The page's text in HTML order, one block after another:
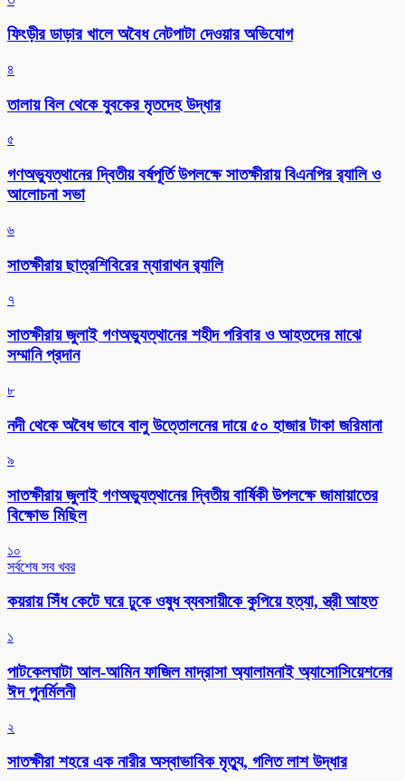
ফিংড়ীর ডাড়ার খালে অবৈধ নেটপাটা দেওয়ার অভিযোগ
৪
তালায় বিল থেকে যুবকের মৃতদেহ উদ্ধার
৫
গণঅভ্যুত্থানের দ্বিতীয় বর্ষপূর্তি উপলক্ষে সাতক্ষীরায় বিএনপির র‌্যালি ও
আলোচনা সভা
৬
সাতক্ষীরায় ছাত্রশিবিরের ম্যারাথন র‌্যালি
৭
সাতক্ষীরায় জুলাই গণঅভ্যুত্থানের শহীদ পরিবার ও আহতদের মাঝে
সম্মানি প্রদান
৮
নদী থেকে অবৈধ ভাবে বালু উত্তোলনের দায়ে ৫০ হাজার টাকা জরিমানা
৯
সাতক্ষীরায় জুলাই গণঅভ্যুত্থানের দ্বিতীয় বার্ষিকী উপলক্ষে জামায়াতের
বিক্ষোভ মিছিল
১০
সর্বশেষ সব খবর
কয়রায় সিঁধ কেটে ঘরে ঢুকে ওষুধ ব্যবসায়ীকে কুপিয়ে হত্যা, স্ত্রী আহত
১
পাটকেলঘাটা আল-আমিন ফাজিল মাদ্রাসা অ্যালামনাই অ্যাসোসিয়েশনের
ঈদ পুনর্মিলনী
২
সাতক্ষীরা শহরে এক নারীর অস্বাভাবিক মৃত্যু, গলিত লাশ উদ্ধার